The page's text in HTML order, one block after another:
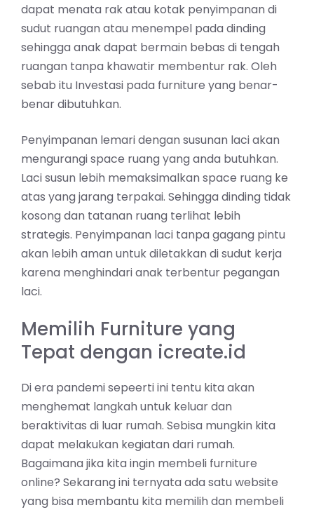
dapat menata rak atau kotak penyimpanan di
sudut ruangan atau menempel pada dinding
sehingga anak dapat bermain bebas di tengah
ruangan tanpa khawatir membentur rak. Oleh
sebab itu Investasi pada furniture yang benar-
benar dibutuhkan.
Penyimpanan lemari dengan susunan laci akan
mengurangi space ruang yang anda butuhkan.
Laci susun lebih memaksimalkan space ruang ke
atas yang jarang terpakai. Sehingga dinding tidak
kosong dan tatanan ruang terlihat lebih
strategis. Penyimpanan laci tanpa gagang pintu
akan lebih aman untuk diletakkan di sudut kerja
karena menghindari anak terbentur pegangan
laci.
Memilih Furniture yang
Tepat dengan icreate.id
Di era pandemi sepeerti ini tentu kita akan
menghemat langkah untuk keluar dan
beraktivitas di luar rumah. Sebisa mungkin kita
dapat melakukan kegiatan dari rumah.
Bagaimana jika kita ingin membeli furniture
online? Sekarang ini ternyata ada satu website
yang bisa membantu kita memilih dan membeli